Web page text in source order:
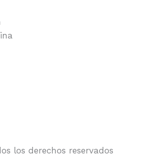
los derechos reservados